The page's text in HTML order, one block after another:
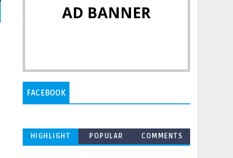
AD BANNER
FACEBOOK
HIGHLIGHT POPULAR COMMENTS